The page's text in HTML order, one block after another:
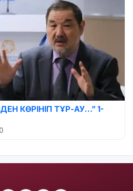
КӨРІНІП ТҰР-АУ…” 1-